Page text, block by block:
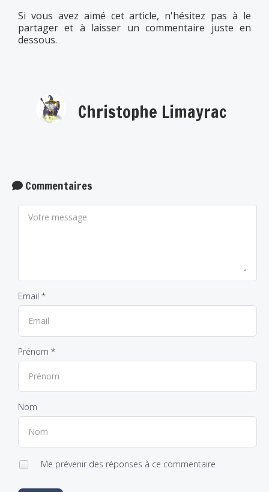
Si vous avez aimé cet article, n'hésitez pas à le
partager et à laisser un commentaire juste en
dessous.
Christophe Limayrac
Commentaires
Email *
Prénom *
Nom
Me prévenir des réponses à ce commentaire